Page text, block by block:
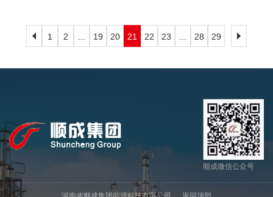
1 2 19 20 21 22 23 28 29
顺成微信公众号